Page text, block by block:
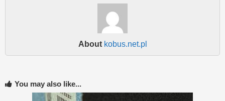
About kobus.net.pl
You may also like...